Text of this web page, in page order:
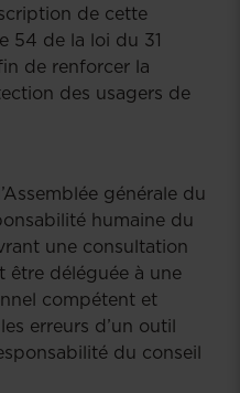
de cette
54 de la loi du 31
de renforcer la
des usagers de
générale du
humaine du
une consultation
être déléguée à une
compétent et
erreurs d’un outil
du conseil